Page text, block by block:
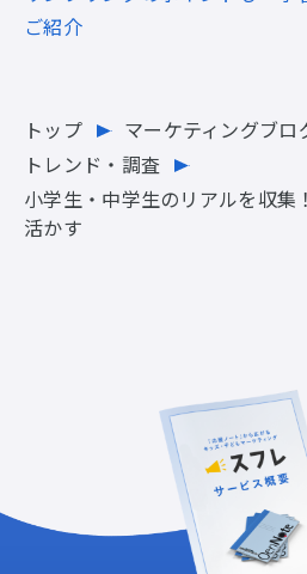
ご紹介
トップ
マーケティングブロ
トレンド・調査
小学生・中学生のリアルを収集
活かす